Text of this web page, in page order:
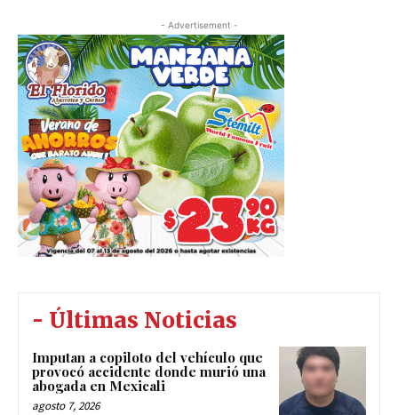
- Advertisement -
- Últimas Noticias
Imputan a copiloto del vehículo que
provocó accidente donde murió una
abogada en Mexicali
agosto 7, 2026